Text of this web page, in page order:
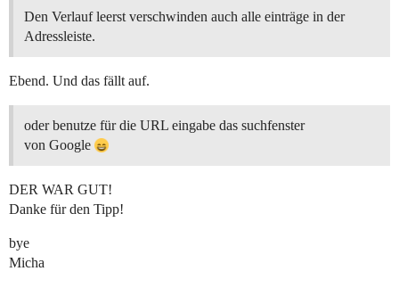
Den Verlauf leerst verschwinden auch alle einträge in der
Adressleiste.
Ebend. Und das fällt auf.
oder benutze für die URL eingabe das suchfenster
von Google
DER WAR GUT!
Danke für den Tipp!
bye
Micha